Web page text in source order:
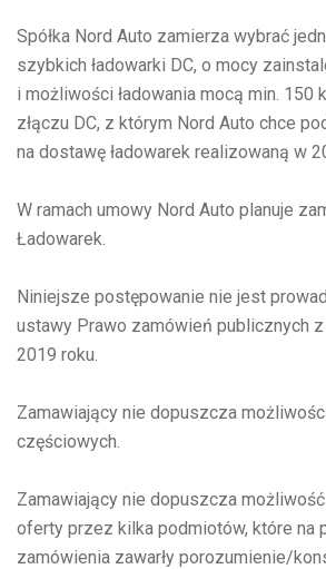
Spółka Nord Auto zamierza wybrać
szybkich ładowarki DC, o mocy
i możliwości ładowania mocą min. 150
złączu DC, z którym Nord Auto chce
na dostawę ładowarek realizowaną w
W ramach umowy Nord Auto planuje
Ładowarek.
Niniejsze postępowanie nie jest
ustawy Prawo zamówień publicznych
2019 roku.
Zamawiający nie dopuszcza
częściowych.
Zamawiający nie dopuszcza możliwość
oferty przez kilka podmiotów, które na
zamówienia zawarły porozumienie/